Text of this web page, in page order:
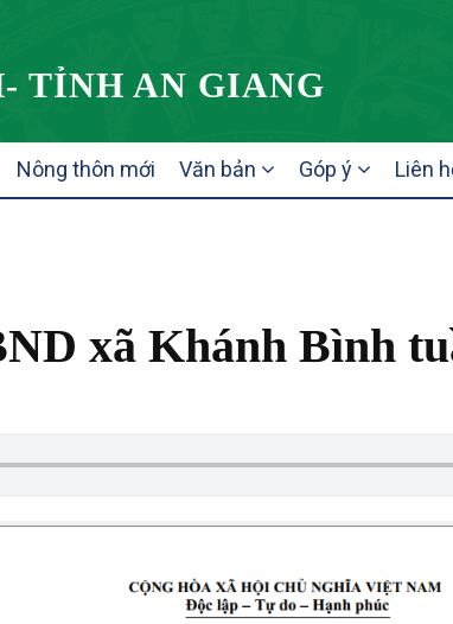
TỈNH AN GIANG
Nông thôn mới Văn bản Góp ý Liên
xã Khánh Bình